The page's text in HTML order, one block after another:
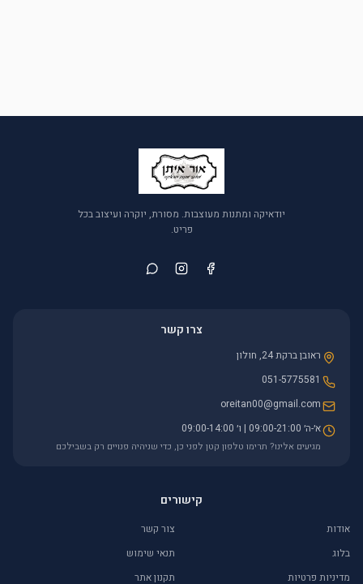
יודאיקה ומתנות מעוצבות. מסורת, יוקרה ועיצוב בכל
פריט.
צרו קשר
ראובן ברקת 24, חולון
051-5775581
oreitan00@gmail.com
א׳-ה׳ 09:00-21:00 | ו׳ 09:00-14:00
מגיעים אלינו? תרימו טלפון קטן לפני כן, כדי שניהיה פנויים רק בשבילכם
קישורים
אודות
צור קשר
בלוג
תנאי שימוש
מדיניות פרטיות
תקנון אתר